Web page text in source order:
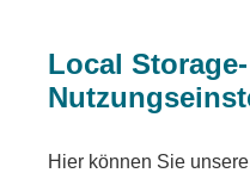
Local
Hier können Sie